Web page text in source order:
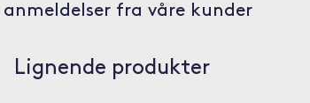
anmeldelser fra våre kunder
Lignende produkter